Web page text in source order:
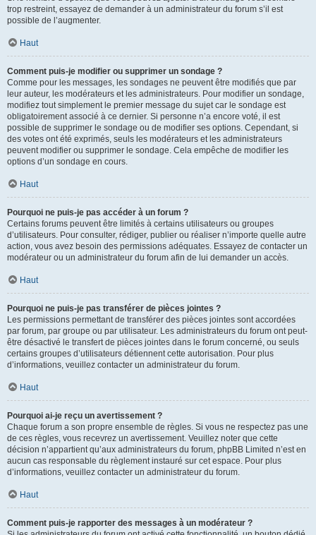
trop restreint, essayez de demander à un administrateur du forum s’il est
possible de l’augmenter.
Haut
Comment puis-je modifier ou supprimer un sondage ?
Comme pour les messages, les sondages ne peuvent être modifiés que par
leur auteur, les modérateurs et les administrateurs. Pour modifier un sondage,
modifiez tout simplement le premier message du sujet car le sondage est
obligatoirement associé à ce dernier. Si personne n’a encore voté, il est
possible de supprimer le sondage ou de modifier ses options. Cependant, si
des votes ont été exprimés, seuls les modérateurs et les administrateurs
peuvent modifier ou supprimer le sondage. Cela empêche de modifier les
options d’un sondage en cours.
Haut
Pourquoi ne puis-je pas accéder à un forum ?
Certains forums peuvent être limités à certains utilisateurs ou groupes
d’utilisateurs. Pour consulter, rédiger, publier ou réaliser n’importe quelle autre
action, vous avez besoin des permissions adéquates. Essayez de contacter un
modérateur ou un administrateur du forum afin de lui demander un accès.
Haut
Pourquoi ne puis-je pas transférer de pièces jointes ?
Les permissions permettant de transférer des pièces jointes sont accordées
par forum, par groupe ou par utilisateur. Les administrateurs du forum ont peut-
être désactivé le transfert de pièces jointes dans le forum concerné, ou seuls
certains groupes d’utilisateurs détiennent cette autorisation. Pour plus
d’informations, veuillez contacter un administrateur du forum.
Haut
Pourquoi ai-je reçu un avertissement ?
Chaque forum a son propre ensemble de règles. Si vous ne respectez pas une
de ces règles, vous recevrez un avertissement. Veuillez noter que cette
décision n’appartient qu’aux administrateurs du forum, phpBB Limited n’est en
aucun cas responsable du règlement instauré sur cet espace. Pour plus
d’informations, veuillez contacter un administrateur du forum.
Haut
Comment puis-je rapporter des messages à un modérateur ?